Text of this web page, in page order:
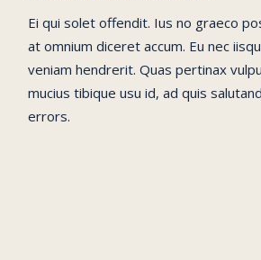
Ei qui solet offendit. Ius no graeco
at omnium diceret accum. Eu nec
veniam hendrerit. Quas pertinax
mucius tibique usu id, ad quis
errors.